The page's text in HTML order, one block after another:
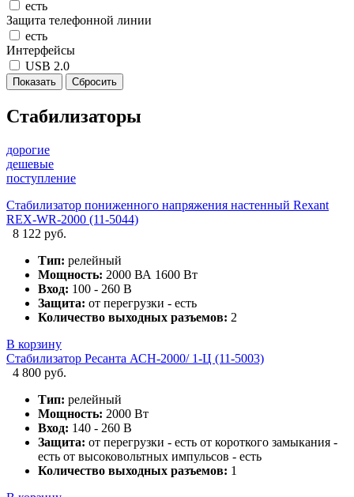
есть
Защита телефонной линии
есть
Интерфейсы
USB 2.0
Стабилизаторы
дорогие
дешевые
поступление
Стабилизатор пониженного напряжения настенный Rexant
REX-WR-2000 (11-5044)
8 122 руб.
Тип: релейный
Мощность: 2000 ВА 1600 Вт
Вход: 100 - 260 В
Защита: от перегрузки - есть
Количество выходных разъемов: 2
В корзину
Стабилизатор Ресанта АСН-2000/ 1-Ц (11-5003)
4 800 руб.
Тип: релейный
Мощность: 2000 Вт
Вход: 140 - 260 В
Защита: от перегрузки - есть от короткого замыкания -
есть от высоковольтных импульсов - есть
Количество выходных разъемов: 1